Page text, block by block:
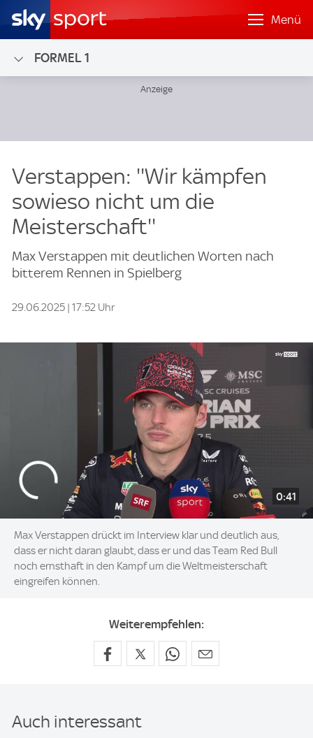
Menü
FORMEL 1
Verstappen: ''Wir kämpfen
sowieso nicht um die
Meisterschaft''
Max Verstappen mit deutlichen Worten nach
bitterem Rennen in Spielberg
29.06.2025 | 17:52 Uhr
0:41
Max Verstappen drückt im Interview klar und deutlich aus,
dass er nicht daran glaubt, dass er und das Team Red Bull
noch ernsthaft in den Kampf um die Weltmeisterschaft
eingreifen können.
Weiterempfehlen:
Auch interessant